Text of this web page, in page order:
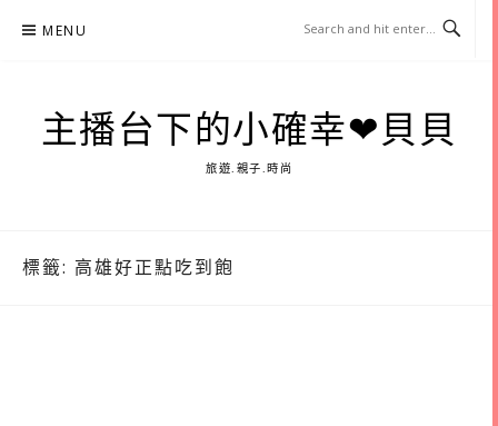
MENU
主播台下的小確幸❤貝貝
旅遊.親子.時尚
標籤: 高雄好正點吃到飽